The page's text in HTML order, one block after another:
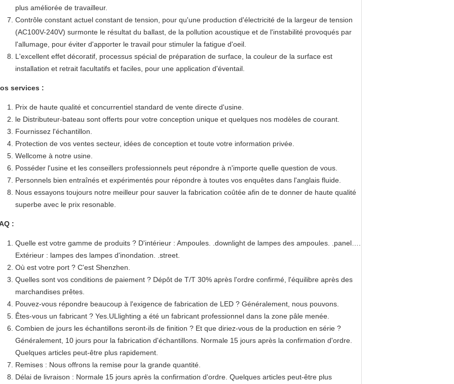
plus améliorée de travailleur.
Contrôle constant actuel constant de tension, pour qu'une production d'électricité de la largeur de tension
(AC100V-240V) surmonte le résultat du ballast, de la pollution acoustique et de l'instabilité provoqués par
l'allumage, pour éviter d'apporter le travail pour stimuler la fatigue d'oeil.
L'excellent effet décoratif, processus spécial de préparation de surface, la couleur de la surface est
installation et retrait facultatifs et faciles, pour une application d'éventail.
services :
Prix de haute qualité et concurrentiel standard de vente directe d'usine.
le Distributeur-bateau sont offerts pour votre conception unique et quelques nos modèles de courant.
Fournissez l'échantillon.
Protection de vos ventes secteur, idées de conception et toute votre information privée.
Wellcome à notre usine.
Posséder l'usine et les conseillers professionnels peut répondre à n'importe quelle question de vous.
Personnels bien entraînés et expérimentés pour répondre à toutes vos enquêtes dans l'anglais fluide.
Nous essayons toujours notre meilleur pour sauver la fabrication coûtée afin de te donner de haute qualité
superbe avec le prix resonable.
:
Quelle est votre gamme de produits ? D'intérieur : Ampoules. .downlight de lampes des ampoules. .panel….
Extérieur : lampes des lampes d'inondation. .street.
Où est votre port ? C'est Shenzhen.
Quelles sont vos conditions de paiement ? Dépôt de T/T 30% après l'ordre confirmé, l'équilibre après des
marchandises prêtes.
Pouvez-vous répondre beaucoup à l'exigence de fabrication de LED ? Généralement, nous pouvons.
Êtes-vous un fabricant ? Yes.ULlighting a été un fabricant professionnel dans la zone pâle menée.
Combien de jours les échantillons seront-ils de finition ? Et que diriez-vous de la production en série ?
Généralement, 10 jours pour la fabrication d'échantillons. Normale 15 jours après la confirmation d'ordre.
Quelques articles peut-être plus rapidement.
Remises : Nous offrons la remise pour la grande quantité.
Délai de livraison : Normale 15 jours après la confirmation d'ordre. Quelques articles peut-être plus